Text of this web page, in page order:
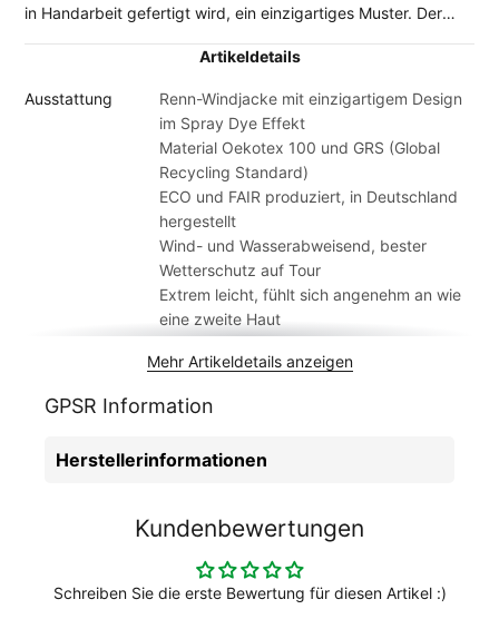
in Handarbeit gefertigt wird, ein einzigartiges Muster. Der
Jacke. Diese Jacke wird man kein zweites Mal auf dieser
Gewicht (58g M, Herren) machen diese Jacke zu einem
treuen Begleiter, den Racer in jeder Trikottasche
Artikeldetails
Ausstattung
Renn-Windjacke mit einzigartigem Design
im Spray Dye Effekt
Material Oekotex 100 und GRS (Global
Recycling Standard)
ECO und FAIR produziert, in Deutschland
hergestellt
Wind- und Wasserabweisend, bester
Wetterschutz auf Tour
Extrem leicht, fühlt sich angenehm an wie
eine zweite Haut
Trikottasche
Großes Biehler Logo auf dem Rücken, mit
3D-Brand-Logos
Nachhaltigkeit
waschbar
100% Polyamid
Erwachsene
Artikelmarke
Biehler
Mehr Artikeldetails anzeigen
GPSR Information
Herstellerinformationen
Kundenbewertungen
Schreiben Sie die erste Bewertung für diesen Artikel :)